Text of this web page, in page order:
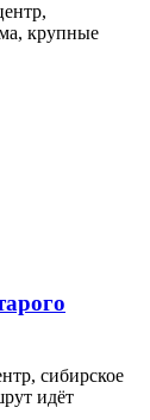
крупные
сибирское
идёт